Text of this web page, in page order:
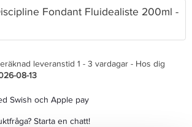
Fondant Fluidealiste 200ml -
leveranstid 1 - 3 vardagar - Hos dig
08-13
Swish och Apple pay
Starta en chatt!